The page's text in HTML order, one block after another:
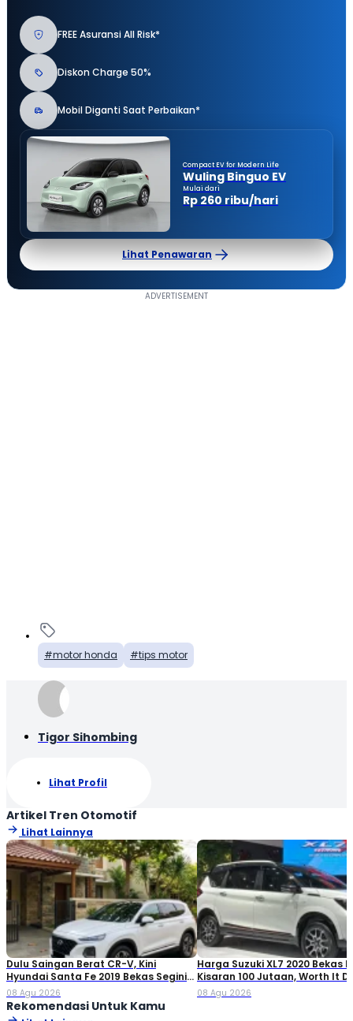
FREE Asuransi All Risk*
Diskon Charge 50%
Mobil Diganti Saat Perbaikan*
Compact EV for Modern Life
Wuling Binguo EV
Mulai dari
Rp 260 ribu/hari
Lihat Penawaran
motor honda tips motor
Tigor Sihombing
Lihat Profil
Artikel Tren Otomotif
Lihat Lainnya
Dulu Saingan Berat CR-V, Kini
Hyundai Santa Fe 2019 Bekas Segini
Harganya
08 Agu 2026
Harga Suzuki XL7 2020 Bekas
Kisaran 100 Jutaan, Worth It
08 Agu 2026
Rekomendasi Untuk Kamu